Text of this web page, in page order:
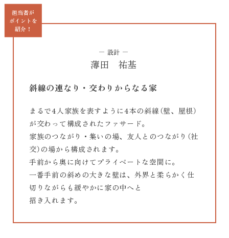
担当者が
ポイントを
紹介！
設計
薄田 祐基
斜線の連なり・交わりからなる家
まるで4人家族を表すように4本の斜線（壁、屋根）
が交わって構成されたファサード。
家族のつながり・集いの場、友人とのつながり（社
交）の場から構成されます。
手前から奥に向けてプライベートな空間に。
一番手前の斜めの大きな壁は、外界と柔らかく仕
切りながらも緩やかに家の中へと
招き入れます。